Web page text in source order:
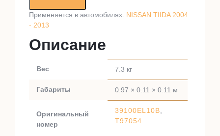
Применяется в автомобилях: NISSAN TIIDA 2004
- 2013
Описание
Вес 7.3 кг
Габариты 0.97 × 0.11 × 0.11 м
Оригинальный
номер
39100EL10B
T97054